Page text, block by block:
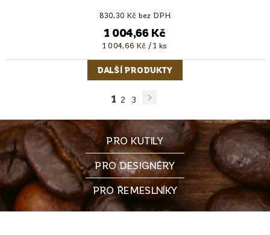
830,30 Kč bez DPH
1 004,66 Kč
1 004,66 Kč / 1 ks
DALŠÍ PRODUKTY
1 2 3
PRO KUTILY
PRO DESIGNÉRY
PRO ŘEMESLNÍKY